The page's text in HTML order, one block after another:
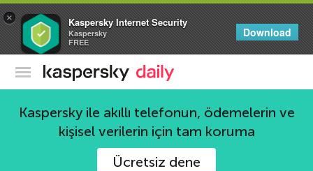
× Kaspersky Internet Security
Kaspersky
FREE
Download
Kaspersky Resmi Blogu
Kaspersky ile akıllı telefonun, ödemelerin ve
kişisel verilerin için tam koruma
Ücretsiz dene